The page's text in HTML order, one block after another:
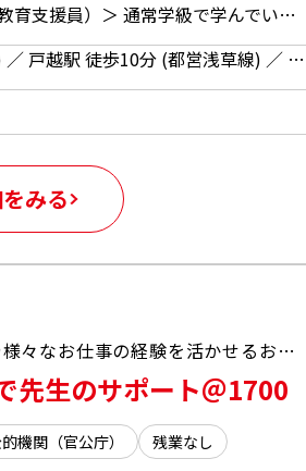
＜品川区の公立小学校で発達教育のサポート（教育支援員）＞ 通常学級で学んでいる、特性のある児童へのサポート業務 学習支援、安全管理、業務日誌作成など 具体的には… ・授業中に黒板内容を伝えたり、話を要約したり、文字や図を使って伝える ・授業中に席を離れたり、教室外に出た際に、クールダウンするまで付き添う など、対象の児童に寄り添いサポートするお仕事です。 ※担当児童は、複数になることもあります ※授業の教育支援員なので、トイレや給食の付き添いなどは不要です ※ご自身の休憩は、児童とは別で取得できます
東京都 品川区 戸越銀座駅 徒歩7分 (東急池上線) ／ 戸越駅 徒歩10分 (都営浅草線) ／ 武蔵小山駅 徒歩10分 (東急目黒線)
みる
サポート業務なので教員の資格や経験不要！ 子育て経験や様々なお仕事の経験を活かせるお仕事です 幅広い年代が活躍中！
先生のサポート＠1700
機関（官公庁）
残業なし